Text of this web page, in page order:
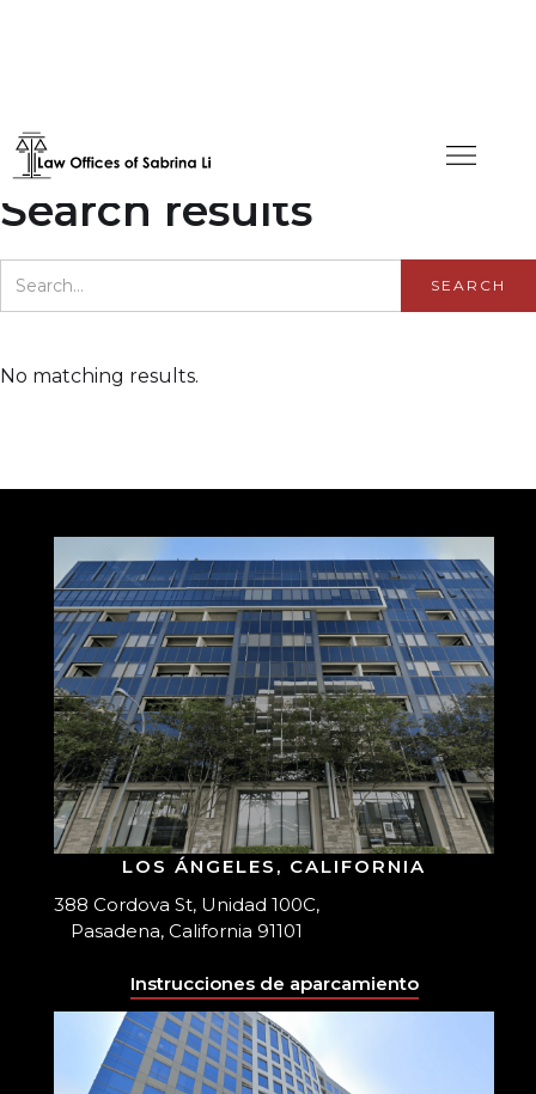
Search results
No matching results.
LOS ÁNGELES, CALIFORNIA
388 Cordova St, Unidad 100C,
Pasadena, California 91101
Instrucciones de aparcamiento